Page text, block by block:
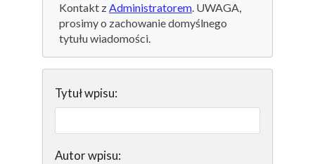
Kontakt zAdministratorem. UWAGA,
prosimy o zachowanie domyślnego
tytułu wiadomości.
Tytuł wpisu:
Autor wpisu: